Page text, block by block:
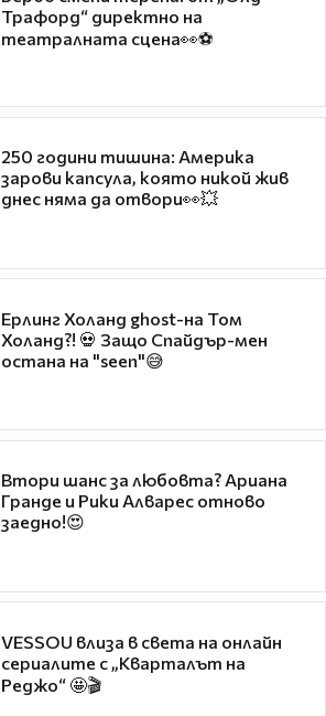
Трафорд“ директно на
театралната сцена👀⚽
250 години тишина: Америка
зарови капсула, която никой жив
днес няма да отвори👀💥
Ерлинг Холанд ghost-на Том
Холанд?! 💀 Защо Спайдър-мен
остана на "seen"😅
Втори шанс за любовта? Ариана
Гранде и Рики Алварес отново
заедно!😍
VESSOU влиза в света на онлайн
сериалите с „Кварталът на
Реджо“ 🤩🎬